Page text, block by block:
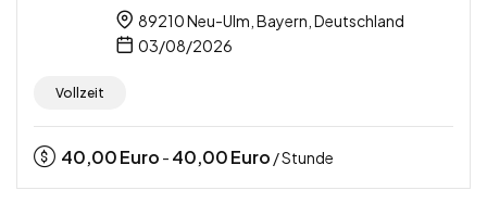
89210 Neu-Ulm, Bayern, Deutschland
03/08/2026
Vollzeit
40,00Euro - 40,00Euro / Stunde